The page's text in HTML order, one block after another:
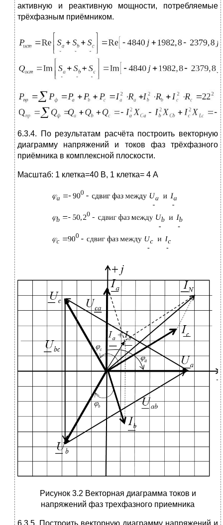
активную и реактивную мощности, потребляемые
трёхфазным приёмником.
6.3.4. По результатам расчёта построить векторную
диаграмму напряжений и токов фаз трёхфазного
приёмника в комплексной плоскости.
Масштаб: 1 клетка=40 В, 1 клетка= 4 А
Рисунок 3.2 Векторная диаграмма токов и
напряжений фаз трехфазного приемника